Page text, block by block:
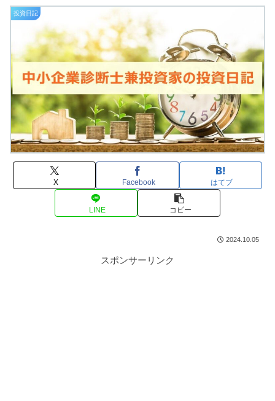
投資日記
X Facebook はてブ
LINE コピー
2024.10.05
スポンサーリンク